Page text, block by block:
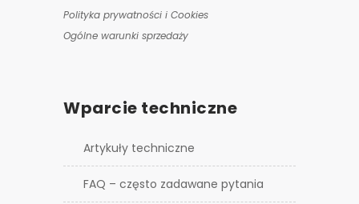
Polityka prywatności i Cookies
Ogólne warunki sprzedaży
Wparcie techniczne
Artykuły techniczne
FAQ – często zadawane pytania